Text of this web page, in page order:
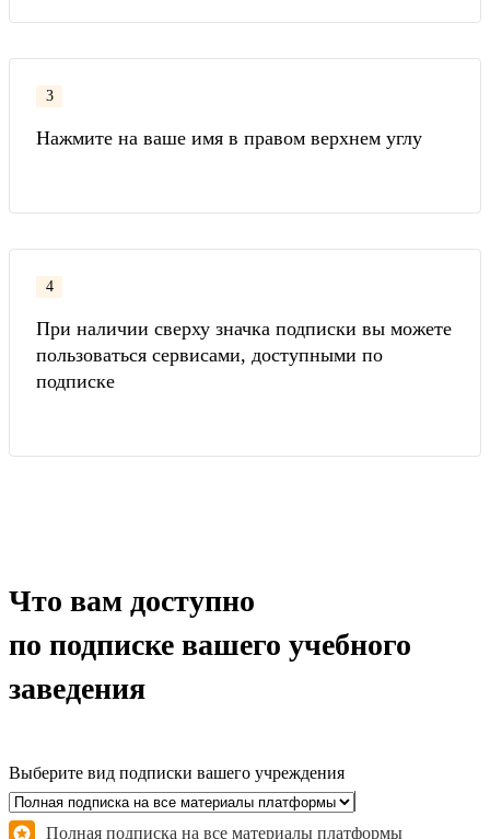
3
Нажмите на ваше имя в правом верхнем углу
4
При наличии сверху значка подписки вы можете
пользоваться сервисами, доступными по
подписке
Что вам доступно
по подписке вашего учебного
заведения
Выберите вид подписки вашего учреждения
Полная подписка на все материалы платформы